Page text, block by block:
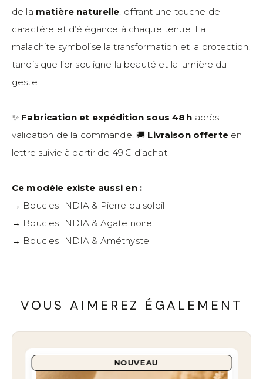
de la matière naturelle , offrant une touche de
caractère et d’élégance à chaque tenue. La
malachite symbolise la transformation et la protection,
tandis que l’or souligne la beauté et la lumière du
geste.
✨ Fabrication et expédition sous 48 h après
validation de la commande. 🚚 Livraison offerteen
lettre suivie à partir de 49 € d’achat.
Ce modèle existe aussi en :
→ Boucles INDIA & Pierre du soleil
→ Boucles INDIA & Agate noire
→ Boucles INDIA & Améthyste
VOUS AIMEREZ ÉGALEMENT
NOUVEAU